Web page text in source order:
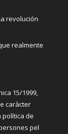
revolución
realmente
15/1999,
caràcter
política de
pel